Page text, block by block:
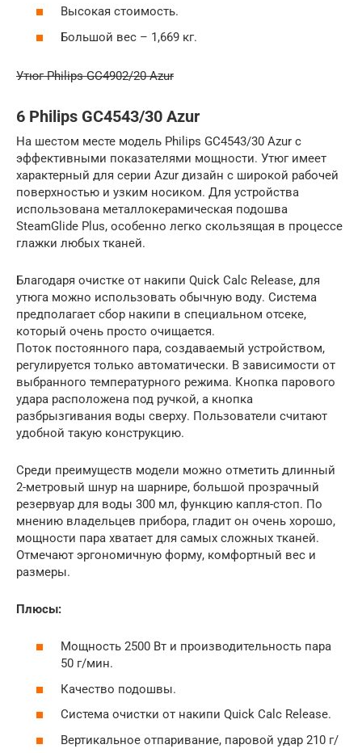
Высокая стоимость.
Большой вес – 1,669 кг.
Утюг Philips GC4902/20 Azur
6 Philips GC4543/30 Azur
На шестом месте модель Philips GC4543/30 Azur с
эффективными показателями мощности. Утюг имеет
характерный для серии Azur дизайн с широкой рабочей
поверхностью и узким носиком. Для устройства
использована металлокерамическая подошва
SteamGlide Plus, особенно легко скользящая в процессе
глажки любых тканей.
Благодаря очистке от накипи Quick Calc Release, для
утюга можно использовать обычную воду. Система
предполагает сбор накипи в специальном отсеке,
который очень просто очищается.
Поток постоянного пара, создаваемый устройством,
регулируется только автоматически. В зависимости от
выбранного температурного режима. Кнопка парового
удара расположена под ручкой, а кнопка
разбрызгивания воды сверху. Пользователи считают
удобной такую конструкцию.
Среди преимуществ модели можно отметить длинный
2-метровый шнур на шарнире, большой прозрачный
резервуар для воды 300 мл, функцию капля-стоп. По
мнению владельцев прибора, гладит он очень хорошо,
мощности пара хватает для самых сложных тканей.
Отмечают эргономичную форму, комфортный вес и
размеры.
Плюсы:
Мощность 2500 Вт и производительность пара
50 г/мин.
Качество подошвы.
Система очистки от накипи Quick Calc Release.
Вертикальное отпаривание, паровой удар 210 г/